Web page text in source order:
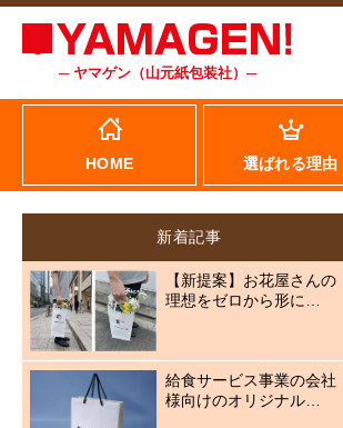
─ ヤマゲン（山元紙包装社）─
HOME 選ばれる理由
新着記事
【新提案】お花屋さんの
理想をゼロから形に…
給食サービス事業の会社
様向けのオリジナル…